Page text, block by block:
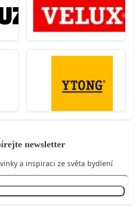
newsletter
a inspiraci ze světa bydlení